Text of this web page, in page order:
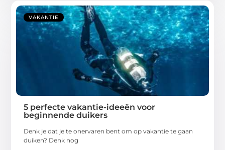
VAKANTIE
5 perfecte vakantie-ideeën voor
beginnende duikers
Denk je dat je te onervaren bent om op vakantie te gaan
duiken? Denk nog